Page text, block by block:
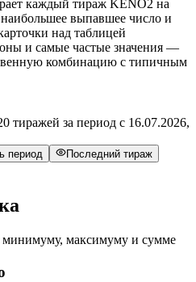
каждый тираж KENO2 на
выпавшее число и
над таблицей
и самые частые значения —
комбинацию с типичным
тиражей за период с 16.07.2026,
период Последний тираж
минимуму, максимуму и сумме